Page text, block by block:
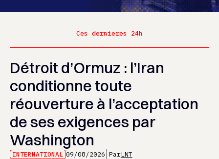
Ces dernieres 24h
Détroit d’Ormuz : l’Iran
conditionne toute
réouverture à l’acceptation
de ses exigences par
Washington
INTERNATIONAL 09/08/2026 ParLNT